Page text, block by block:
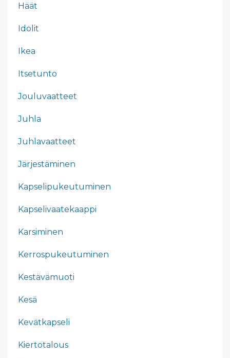
Häät
Idolit
Ikea
Itsetunto
Jouluvaatteet
Juhla
Juhlavaatteet
Järjestäminen
Kapselipukeutuminen
Kapselivaatekaappi
Karsiminen
Kerrospukeutuminen
Kestävämuoti
Kesä
Kevätkapseli
Kiertotalous